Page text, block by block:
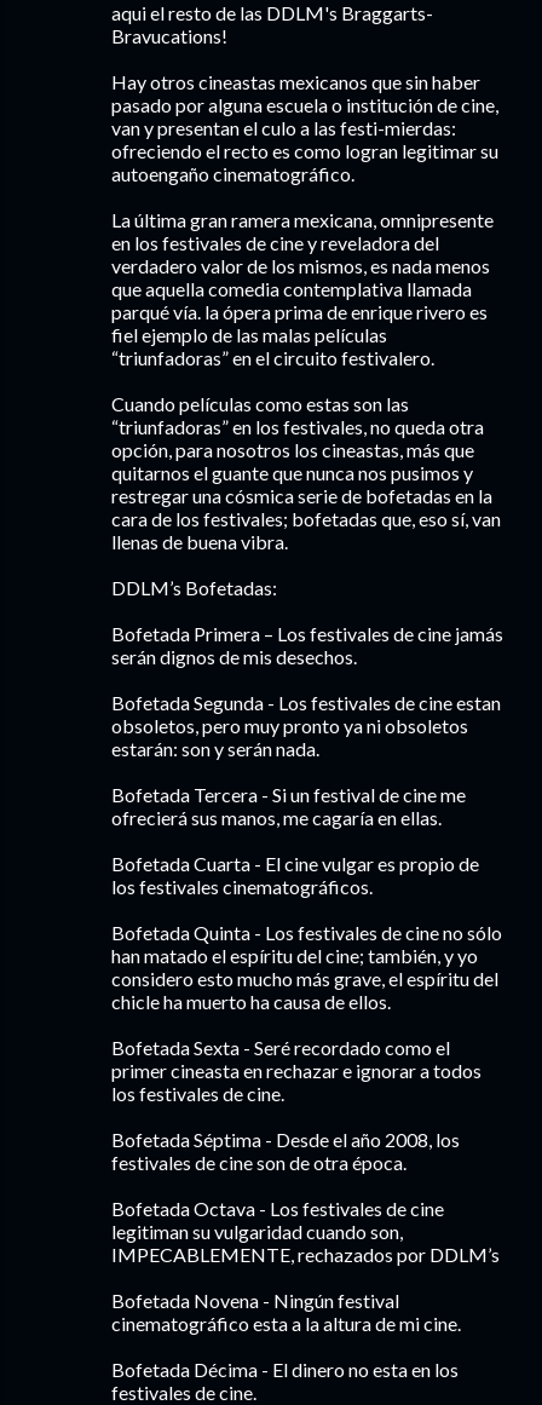
aqui el resto de las DDLM's Braggarts-
Bravucations!
Hay otros cineastas mexicanos que sin haber
pasado por alguna escuela o institución de cine,
van y presentan el culo a las festi-mierdas:
ofreciendo el recto es como logran legitimar su
autoengaño cinematográfico.
La última gran ramera mexicana, omnipresente
en los festivales de cine y reveladora del
verdadero valor de los mismos, es nada menos
que aquella comedia contemplativa llamada
parqué vía. la ópera prima de enrique rivero es
fiel ejemplo de las malas películas
“triunfadoras” en el circuito festivalero.
Cuando películas como estas son las
“triunfadoras” en los festivales, no queda otra
opción, para nosotros los cineastas, más que
quitarnos el guante que nunca nos pusimos y
restregar una cósmica serie de bofetadas en la
cara de los festivales; bofetadas que, eso sí, van
llenas de buena vibra.
DDLM’s Bofetadas:
Bofetada Primera – Los festivales de cine jamás
serán dignos de mis desechos.
Bofetada Segunda - Los festivales de cine estan
obsoletos, pero muy pronto ya ni obsoletos
estarán: son y serán nada.
Bofetada Tercera - Si un festival de cine me
ofrecierá sus manos, me cagaría en ellas.
Bofetada Cuarta - El cine vulgar es propio de
los festivales cinematográficos.
Bofetada Quinta - Los festivales de cine no sólo
han matado el espíritu del cine; también, y yo
considero esto mucho más grave, el espíritu del
chicle ha muerto ha causa de ellos.
Bofetada Sexta - Seré recordado como el
primer cineasta en rechazar e ignorar a todos
los festivales de cine.
Bofetada Séptima - Desde el año 2008, los
festivales de cine son de otra época.
Bofetada Octava - Los festivales de cine
legitiman su vulgaridad cuando son,
IMPECABLEMENTE, rechazados por DDLM’s
Bofetada Novena - Ningún festival
cinematográfico esta a la altura de mi cine.
Bofetada Décima - El dinero no esta en los
festivales de cine.